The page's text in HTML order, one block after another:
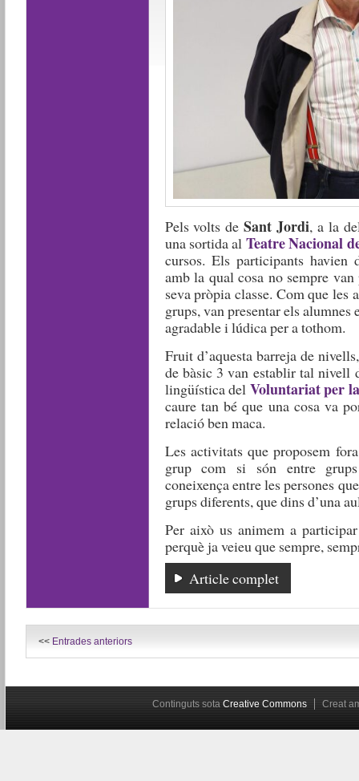
Pels volts deSant Jordi, a la
una sortida al Teatre Nacional
cursos. Els participants havien
amb la qual cosa no sempre
seva pròpia classe. Com que les
grups, van presentar els
agradable i lúdica per a tothom.
Fruit d’aquesta barreja de
de bàsic 3 van establir tal nivell
lingüística del Voluntariat per
caure tan bé que una cosa va
relació ben maca.
Les activitats que proposem
grup com si són entre
coneixença entre les persones
grups diferents, que dins d’una
Per això us animem a
perquè ja veieu que sempre,
Article complet
<< Entrades anteriors
Continguts sota Creative Commons Creat